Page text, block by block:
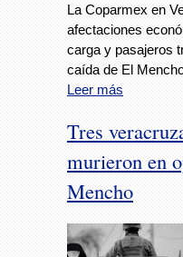
La Coparmex en
afectaciones
carga y pasajeros
caída de El
Leer más
Tres
murieron en
Mencho